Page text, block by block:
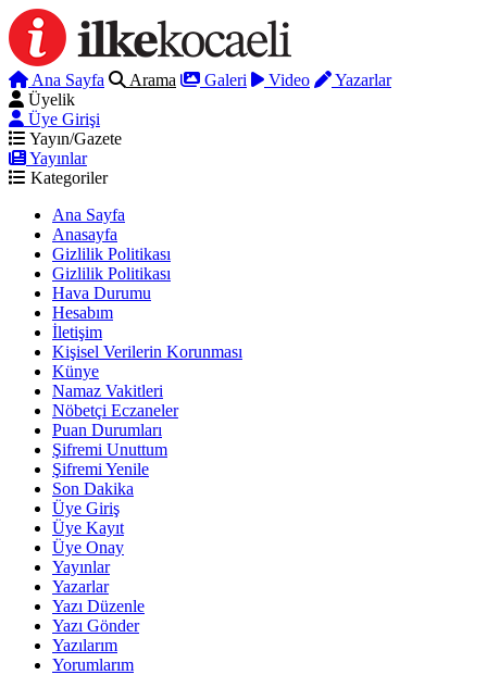
Ana Sayfa Arama Galeri Video
Yazarlar
Üyelik
Üye Girişi
Yayın/Gazete
Yayınlar
Kategoriler
Ana Sayfa
Anasayfa
Gizlilik Politikası
Gizlilik Politikası
Hava Durumu
Hesabım
İletişim
Kişisel Verilerin Korunması
Künye
Namaz Vakitleri
Nöbetçi Eczaneler
Puan Durumları
Şifremi Unuttum
Şifremi Yenile
Son Dakika
Üye Giriş
Üye Kayıt
Üye Onay
Yayınlar
Yazarlar
Yazı Düzenle
Yazı Gönder
Yazılarım
Yorumlarım